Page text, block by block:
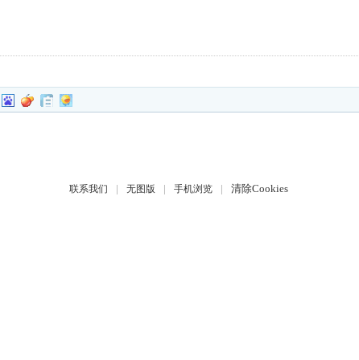
联系我们 | 无图版 | 手机浏览 | 清除Cookies